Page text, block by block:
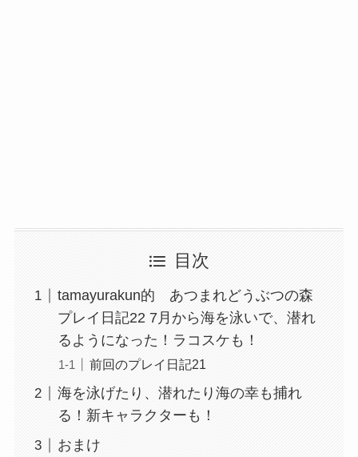
目次
tamayurakun的 あつまれどうぶつの森
プレイ日記22 7月から海を泳いで、潜れ
るようになった！ラコスケも！
前回のプレイ日記21
海を泳げたり、潜れたり海の幸も捕れ
る！新キャラクターも！
おまけ